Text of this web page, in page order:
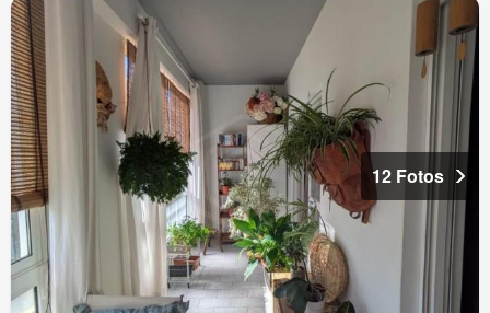
12 Fotos